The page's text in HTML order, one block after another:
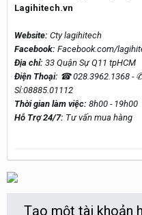
Lagihitech.vn
Website: Cty lagihitech
Facebook: Facebook.com/
Địa chỉ: 33 Quận Sự Q11 tpHCM
Điện Thoại: ☎ 028.3962.1368 -
Sỉ:08885.01112
Thời gian làm việc: 8h00 - 19h00
Hỗ Trợ 24/7: Tư vấn mua hàng
Tạo một tài khoản